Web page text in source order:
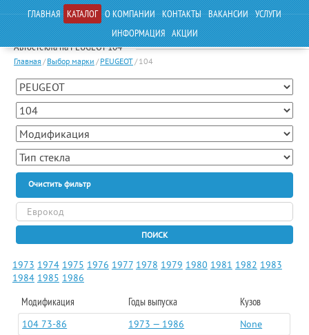
ГЛАВНАЯ КАТАЛОГ О КОМПАНИИ КОНТАКТЫ ВАКАНСИИ УСЛУГИ
ИНФОРМАЦИЯ АКЦИИ
Автостекла на PEUGEOT 104
Главная / Выбор марки / PEUGEOT/ 104
Очистить фильтр
ПОИСК
1973 1974 1975 1976 1977 1978 1979 1980 1981 1982 1983
1984 1985 1986
Модификация Годы выпуска Кузов
104 73-86 1973 — 1986 None